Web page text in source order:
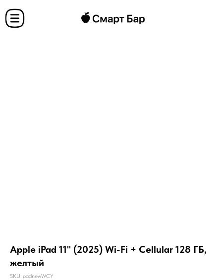
Apple iPad 11" (2025) Wi-Fi + Cellular 128 ГБ,
желтый
SKU: padnewWCY